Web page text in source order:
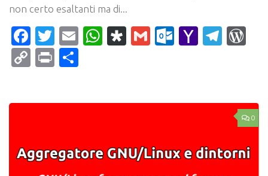
non certo esaltanti ma di...
Facebook
Twitter
EmailWhatsApp
Diaspora
Gmail Yahoo
CopyPrint
0